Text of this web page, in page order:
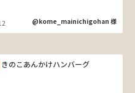
@kome_mainichigohan 様
きのこあんかけハンバーグ